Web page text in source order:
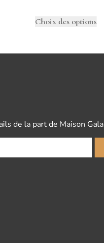
Choix des options
de la part de Maison Gala